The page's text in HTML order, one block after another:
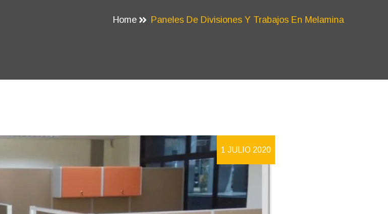
Home Paneles De Divisiones Y Trabajos En Melamina
1 JULIO 2020